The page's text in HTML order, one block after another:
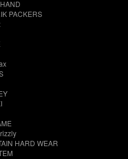
PACKERS
HARD WEAR